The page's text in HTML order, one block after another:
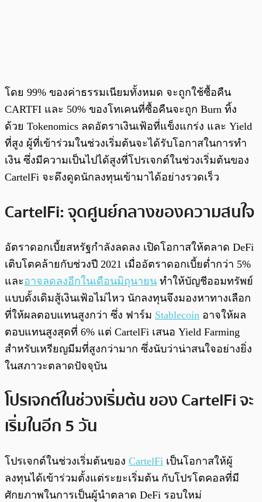
โดย 99% ของค่าธรรมเนียมทั้งหมด จะถูกใช้ซื้อคืน
CARTFI และ 50% ของโทเคนที่ซื้อคืนจะถูก Burn ทิ้ง
ด้วย Tokenomics ลดอัตราเงินเฟ้อที่แข็งแกร่ง และ Yield
ที่สูง ผู้ที่เข้าร่วมในช่วงเริ่มต้นจะได้รับโอกาสในการทำ
เงิน ซึ่งมีความเป็นไปได้สูงที่โปรเจกต์ในช่วงเริ่มต้นของ
CartelFi จะดึงดูดนักลงทุนเข้ามาได้อย่างรวดเร็ว
CartelFi: จุดศูนย์กลางของความสนใจ
อัตราดอกเบี้ยสหรัฐกำลังลดลง เปิดโอกาสให้ตลาด DeFi
เติบโตคล้ายกับช่วงปี 2021 เมื่ออัตราดอกเบี้ยต่ำกว่า 5%
และอาจลดลงอีกในเดือนมิถุนายน ทำให้บัญชีออมทรัพย์
แบบดั้งเดิมสู้เงินเฟ้อไม่ไหว นักลงทุนจึงมองหาทางเลือก
ที่ให้ผลตอบแทนสูงกว่า ซึ่ง ฟาร์ม Stablecoin อาจให้ผล
ตอบแทนสูงสุดที่ 6% แต่ CartelFi เสนอ Yield Farming
สำหรับเหรียญมีมที่สูงกว่ามาก ซึ่งนับว่าน่าสนใจอย่างยิ่ง
ในสภาวะตลาดปัจจุบัน
โปรเจกต์ในช่วงเริ่มต้น ของ CartelFi จะ
เริ่มในอีก 5 วัน
โปรเจกต์ในช่วงเริ่มต้นของ CartelFi เป็นโอกาสให้ผู้
ลงทุนได้เข้าร่วมตั้งแต่ระยะเริ่มต้น กับโปรโตคอลที่มี
ศักยภาพในการเป็นผู้นำตลาด DeFi รอบใหม่